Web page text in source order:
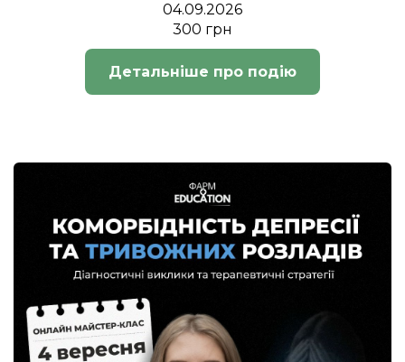
04.09.2026
300 грн
Детальніше про подію